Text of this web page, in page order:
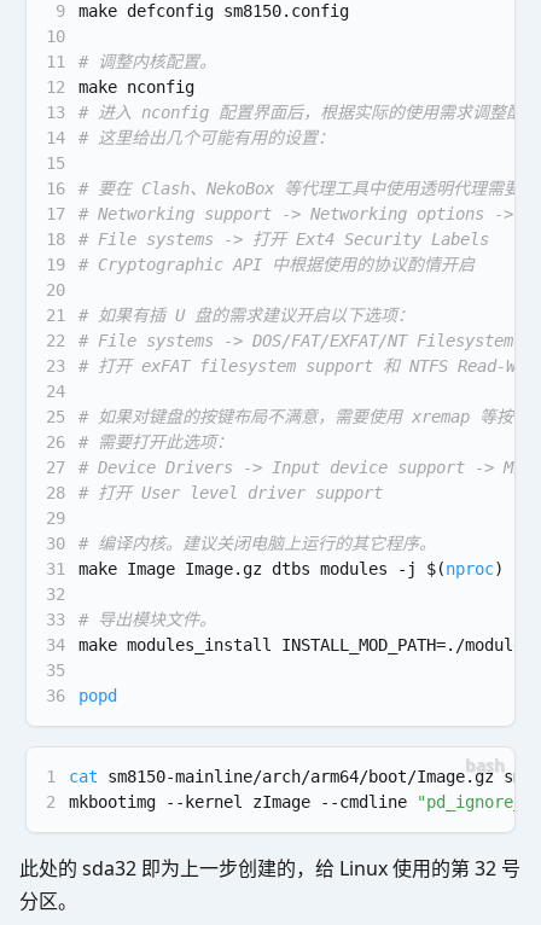
9
10
11
12
13
14
15
16
17
18
19
20
21
22
23
24
25
26
27
28
29
30
31
32
33
34
35
36
make defconfig sm8150.config
# 调整内核配置。
make nconfig
# 进入 nconfig 配置界面后，根据实际的使用需求调整配
# 这里给出几个可能有用的设置：
# 要在 Clash、NekoBox 等代理工具中使用透明代理需要打
# Networking support -> Networking options ->
# File systems -> 打开 Ext4 Security Labels
# Cryptographic API 中根据使用的协议酌情开启
# 如果有插 U 盘的需求建议开启以下选项：
# File systems -> DOS/FAT/EXFAT/NT Filesystems
# 打开 exFAT filesystem support 和 NTFS Read-
# 如果对键盘的按键布局不满意，需要使用 xremap 等按键
# 需要打开此选项：
# Device Drivers -> Input device support ->
# 打开 User level driver support
# 编译内核。建议关闭电脑上运行的其它程序。
make Image Image.gz dtbs modules -j $(nproc)
# 导出模块文件。
make modules_install INSTALL_MOD_PATH=./
popd
1
2
cat sm8150-mainline/arch/arm64/boot/Image.gz
mkbootimg --kernel zImage --cmdline
此处的 sda32 即为上一步创建的，给 Linux 使用的第 32 号
分区。